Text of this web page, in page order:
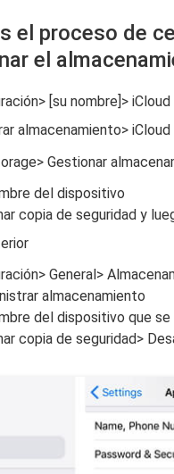
el proceso de
el
[su nombre]> iCloud
almacenamiento>
Gestionar
del dispositivo
copia de seguridad y
General>
almacenamiento
del dispositivo que
copia de seguridad>